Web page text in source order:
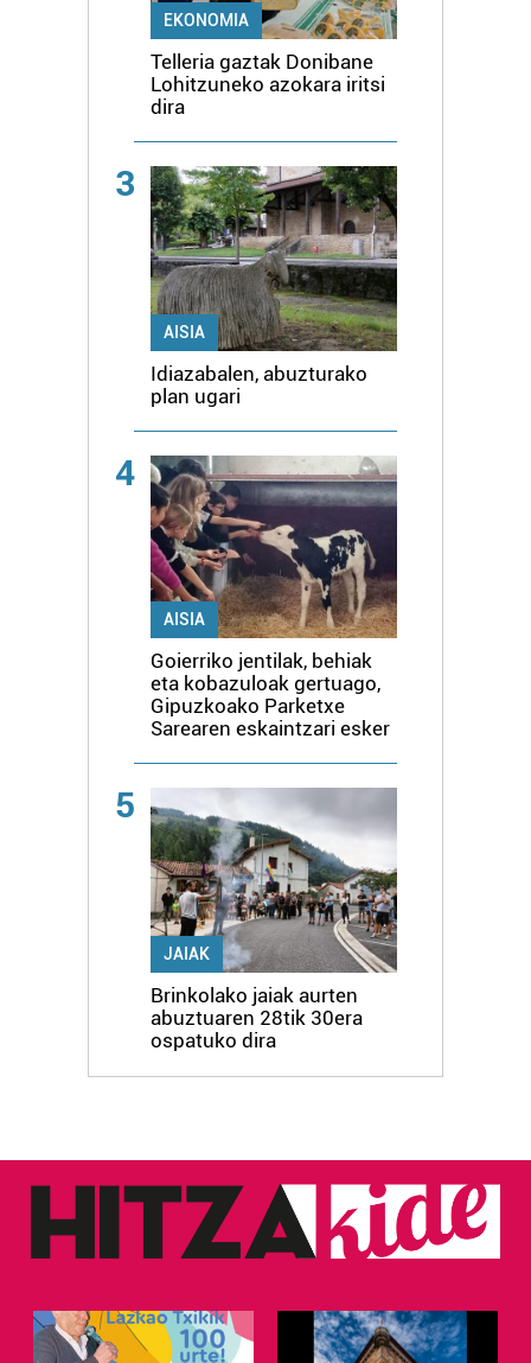
EKONOMIA
Telleria gaztak Donibane
Lohitzuneko azokara iritsi
dira
3
AISIA
Idiazabalen, abuzturako
plan ugari
4
AISIA
Goierriko jentilak, behiak
eta kobazuloak gertuago,
Gipuzkoako Parketxe
Sarearen eskaintzari esker
5
JAIAK
Brinkolako jaiak aurten
abuztuaren 28tik 30era
ospatuko dira